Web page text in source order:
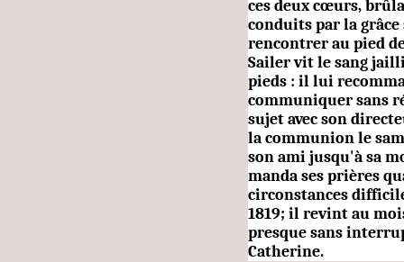
ces deux cœurs,
conduits par la grâce
rencontrer au pied
Sailer vit le sang
pieds : il lui
communiquer sans
sujet avec son
la communion le
son ami jusqu'à sa
manda ses prières
circonstances
1819; il revint au
presque sans
Catherine.